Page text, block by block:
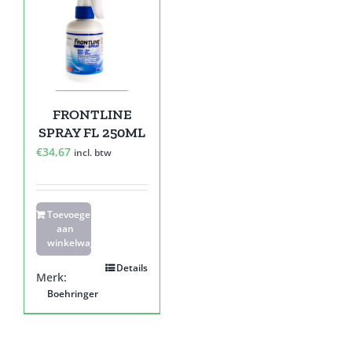
FRONTLINE
SPRAY FL 250ML
€34,67 incl. btw
Toevoegen
aan
winkelwagen
Details
Merk:
Boehringer